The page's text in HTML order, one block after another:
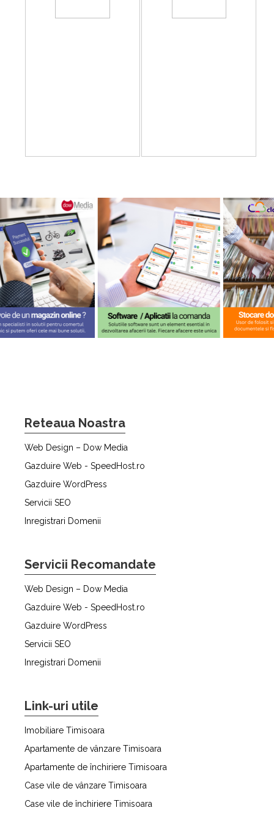
Reteaua Noastra
Web Design – Dow Media
Gazduire Web - SpeedHost.ro
Gazduire WordPress
Servicii SEO
Inregistrari Domenii
Servicii Recomandate
Web Design – Dow Media
Gazduire Web - SpeedHost.ro
Gazduire WordPress
Servicii SEO
Inregistrari Domenii
Link-uri utile
Imobiliare Timisoara
Apartamente de vânzare Timisoara
Apartamente de închiriere Timisoara
Case vile de vânzare Timisoara
Case vile de închiriere Timisoara